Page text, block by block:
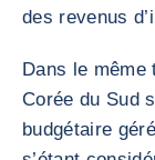
des revenus
Dans le même
Corée du Sud
budgétaire